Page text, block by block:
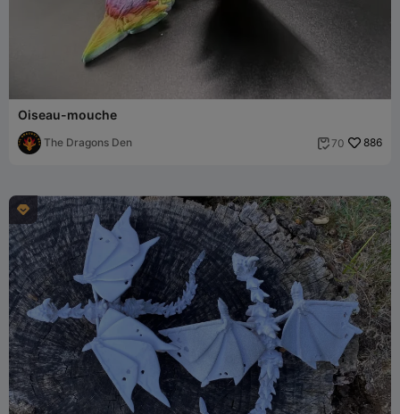
Oiseau-mouche
The Dragons Den  70 886
